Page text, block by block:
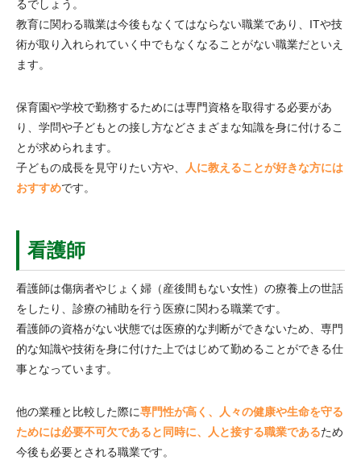
るでしょう。
教育に関わる職業は今後もなくてはならない職業であり、ITや技
術が取り入れられていく中でもなくなることがない職業だといえ
ます。
保育園や学校で勤務するためには専門資格を取得する必要があ
り、学問や子どもとの接し方などさまざまな知識を身に付けるこ
とが求められます。
子どもの成長を見守りたい方や、
人に教えることが好きな方には
おすすめです。
看護師
看護師は傷病者やじょく婦（産後間もない女性）の療養上の世話
をしたり、診療の補助を行う医療に関わる職業です。
看護師の資格がない状態では医療的な判断ができないため、専門
的な知識や技術を身に付けた上ではじめて勤めることができる仕
事となっています。
他の業種と比較した際に専門性が高く、人々の健康や生命を守る
ためには必要不可欠であると同時に、人と接する職業であるため
今後も必要とされる職業です。